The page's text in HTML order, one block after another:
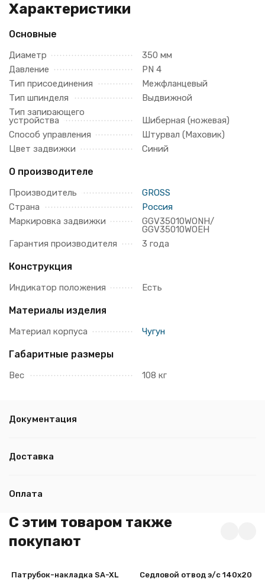
Характеристики
Основные
Диаметр
350 мм
Давление
PN 4
Тип присоединения
Межфланцевый
Тип шпинделя
Выдвижной
Тип запирающего
устройства
Шиберная (ножевая)
Способ управления
Штурвал (Маховик)
Цвет задвижки
Синий
О производителе
Производитель
GROSS
Страна
Россия
Маркировка задвижки
GGV35010WONH/
GGV35010WOEH
Гарантия производителя
3 года
Конструкция
Индикатор положения Есть
Материалы изделия
Материал корпуса Чугун
Габаритные размеры
Вес 108 кг
Документация
Доставка
Оплата
C этим товаром также
покупают
Патрубок-накладка SA-XL
Седловой отвод э/с 140х20